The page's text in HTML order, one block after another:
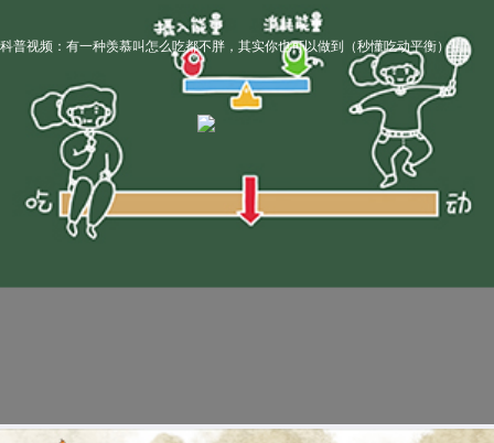
科普视频：有一种羡慕叫怎么吃都不胖，其实你也可以做到（秒懂吃动平衡）